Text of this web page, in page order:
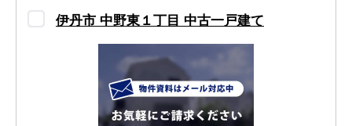
伊丹市 中野東１丁目 中古一戸建て